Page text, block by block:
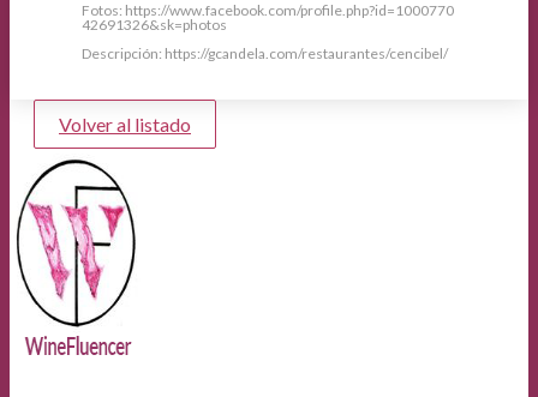
Fotos: https://www.facebook.com/profile.php?id=1000770
42691326&sk=photos
Descripción: https://gcandela.com/restaurantes/cencibel/
Volver al listado